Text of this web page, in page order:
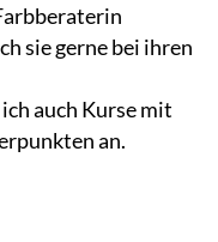
sie gerne bei ihren
auch Kurse mit
an.